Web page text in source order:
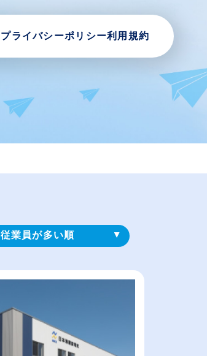
プライバシーポリシー利用規約
従業員が多い順
（⾼卒の給与を基準）
休日数が多い順